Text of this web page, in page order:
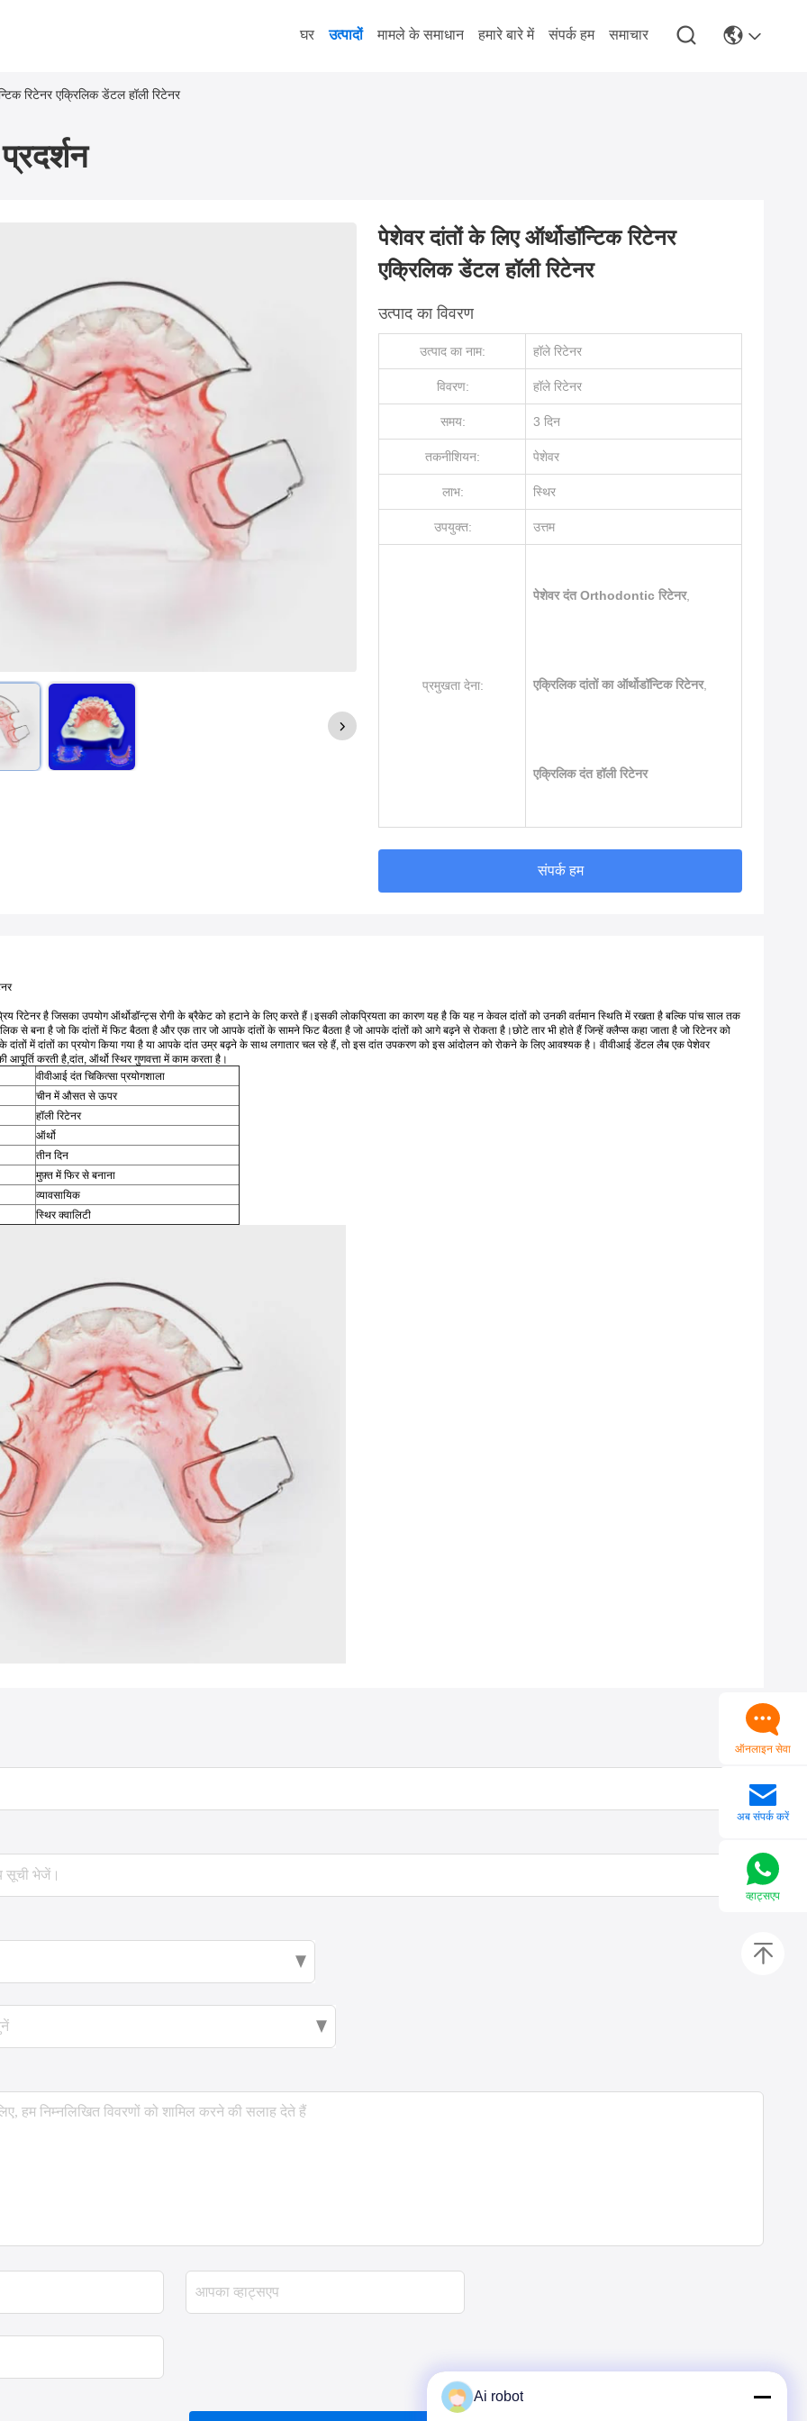
घर उत्पादों मामले के समाधान हमारे बारे में संपर्क हम समाचार
रिटेनर एक्रिलिक डेंटल हॉली रिटेनर
पेशेवर दांतों के लिए ऑर्थोडॉन्टिक रिटेनर
एक्रिलिक डेंटल हॉली रिटेनर
उत्पाद का विवरण
उत्पाद का नाम: हॉले रिटेनर
विवरण: हॉले रिटेनर
समय: 3 दिन
तकनीशियन: पेशेवर
लाभ: स्थिर
उपयुक्त: उत्तम
प्रमुखता देना:
पेशेवर दंत Orthodontic रिटेनर,
एक्रिलिक दांतों का ऑर्थोडॉन्टिक रिटेनर,
एक्रिलिक दंत हॉली रिटेनर
संपर्क हम
रिटेनर है जिसका उपयोग ऑर्थोडॉन्ट्स रोगी के ब्रैकेट को हटाने के लिए करते हैं।इसकी लोकप्रियता का कारण यह है कि यह न केवल दांतों को उनकी वर्तमान स्थिति में रखता है बल्कि पांच साल तक
से बना है जो कि दांतों में फिट बैठता है और एक तार जो आपके दांतों के सामने फिट बैठता है जो आपके दांतों को आगे बढ़ने से रोकता है।छोटे तार भी होते हैं जिन्हें क्लैप्स कहा जाता है जो रिटेनर को
में दांतों का प्रयोग किया गया है या आपके दांत उम्र बढ़ने के साथ लगातार चल रहे हैं, तो इस दांत उपकरण को इस आंदोलन को रोकने के लिए आवश्यक है। वीवीआई डेंटल लैब एक पेशेवर
आपूर्ति करती है,दांत, ऑर्थो स्थिर गुणवत्ता में काम करता है।
वीवीआई दंत चिकित्सा प्रयोगशाला
चीन में औसत से ऊपर
हॉली रिटेनर
ऑर्थो
तीन दिन
मुफ़्त में फिर से बनाना
व्यावसायिक
स्थिर क्वालिटी
ऑनलाइन सेवा
अब संपर्क करें
व्हाट्सएप
Ai robot